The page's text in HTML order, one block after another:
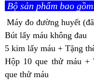
Bộ sản phẩm bao
Máy đo đường huyết
Bút lấy máu không đau
5 kim lấy máu + Tặng
Hộp 10 que thử máu +
que thử máu